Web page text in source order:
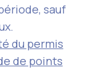
sauf
du permis
de points